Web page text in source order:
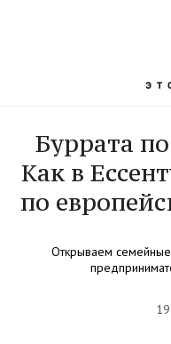
Буррата
Как в
по
Открываем